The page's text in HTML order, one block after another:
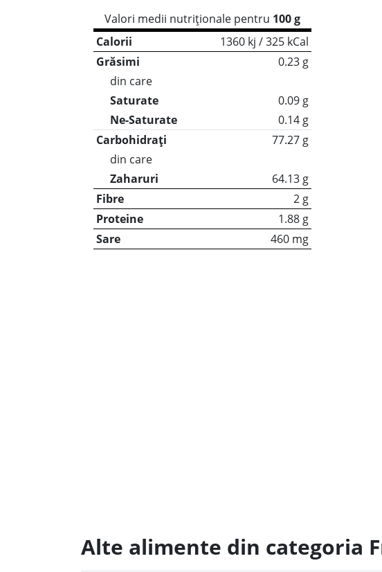
Valori medii nutriționale pentru 100 g
Calorii
1360 kj / 325 kCal
Grăsimi
0.23 g
din care
Saturate
0.09 g
Ne-Saturate
0.14 g
Carbohidrați
77.27 g
din care
Zaharuri
64.13 g
Fibre
2 g
Proteine
1.88 g
Sare
460 mg
Alte alimente din categoria